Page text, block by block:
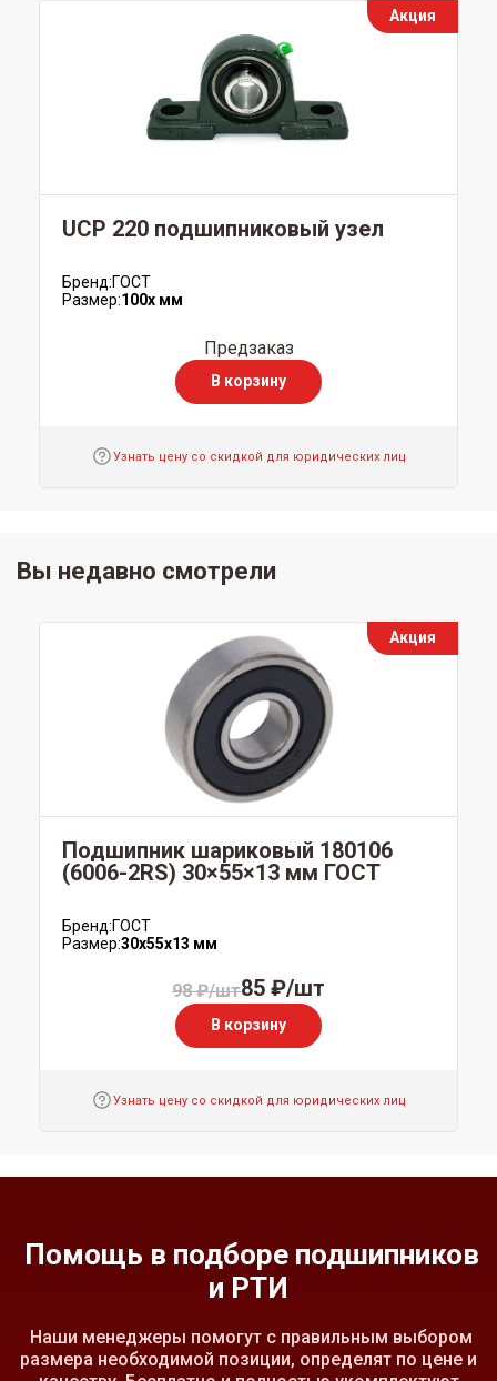
Акция
UCP 220 подшипниковый узел
Бренд:ГОСТ
Размер:100x мм
Предзаказ
В корзину
Узнать цену со скидкой для юридических лиц
Вы недавно смотрели
Акция
Подшипник шариковый 180106
(6006-2RS) 30×55×13 мм ГОСТ
Бренд:ГОСТ
Размер:30x55x13 мм
98 ₽/шт85 ₽/шт
В корзину
Узнать цену со скидкой для юридических лиц
Помощь в подборе подшипников
и РТИ
Наши менеджеры помогут с правильным выбором
размера необходимой позиции, определят по цене и